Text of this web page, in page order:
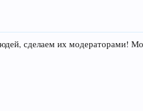
сделаем их модераторами!